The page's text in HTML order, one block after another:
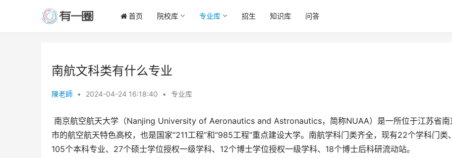
首页 院校库 专业库 招生 知识库 问答
南航文科类有什么专业
陳老師 • 2024-04-24 16:18:40 • 专业库
市的航空航天特色高校，也是国家“211工程”和“985工程”重点建设大学。南航学科门类齐全，现有22个学科门类
105个本科专业、27个硕士学位授权一级学科、12个博士学位授权一级学科、18个博士后科研流动站。